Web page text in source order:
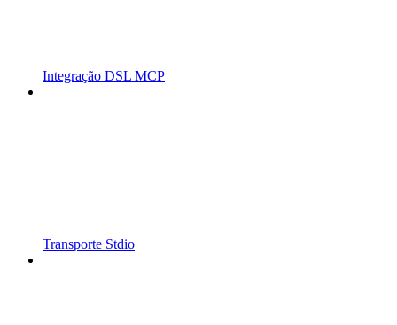
Integração DSL MCP
Transporte Stdio